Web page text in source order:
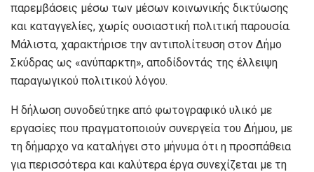
παρεμβάσεις μέσω των μέσων κοινωνικής δικτύωσης
και καταγγελίες, χωρίς ουσιαστική πολιτική παρουσία.
Μάλιστα, χαρακτήρισε την αντιπολίτευση στον Δήμο
Σκύδρας ως «ανύπαρκτη», αποδίδοντάς της έλλειψη
παραγωγικού πολιτικού λόγου.
Η δήλωση συνοδεύτηκε από φωτογραφικό υλικό με
εργασίες που πραγματοποιούν συνεργεία του Δήμου, με
τη δήμαρχο να καταλήγει στο μήνυμα ότι η προσπάθεια
για περισσότερα και καλύτερα έργα συνεχίζεται με τη